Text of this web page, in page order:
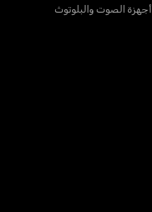
أجهزة الصوت والبلوتوث